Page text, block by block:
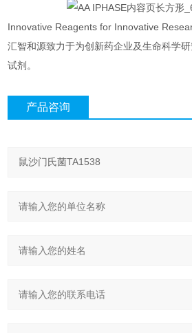
Innovative Reagents for Innovative
汇智和源致力于为创新药企业及生命科学
试剂。
产品咨询